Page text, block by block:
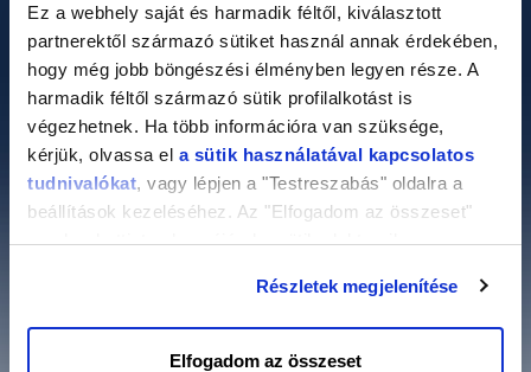
Ez a webhely saját és harmadik féltől, kiválasztott
partnerektől származó sütiket használ annak érdekében,
hogy még jobb böngészési élményben legyen része. A
harmadik féltől származó sütik profilalkotást is
végezhetnek. Ha több információra van szüksége,
kérjük, olvassa el a sütik használatával kapcsolatos
tudnivalókat, vagy lépjen a "Testreszabás" oldalra a
beállítások kezeléséhez. Az "Elfogadom az összeset"
gombra kattintva hozzájárul a sütik elektronikus
nyomva csak a szükséges sütik tárolását fogadja el.
Részletek megjelenítése
Elfogadom az összeset